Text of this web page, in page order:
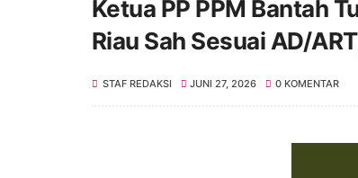
Ketua PP PPM Bantah
Riau Sah Sesuai AD/
STAF REDAKSI JUNI 27, 2026 0 KOMENTAR